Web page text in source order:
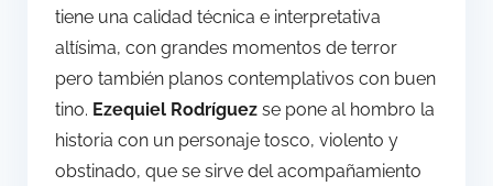
tiene una calidad técnica e interpretativa
altísima, con grandes momentos de terror
pero también planos contemplativos con buen
tino. Ezequiel Rodríguez se pone al hombro la
historia con un personaje tosco, violento y
obstinado, que se sirve del acompañamiento